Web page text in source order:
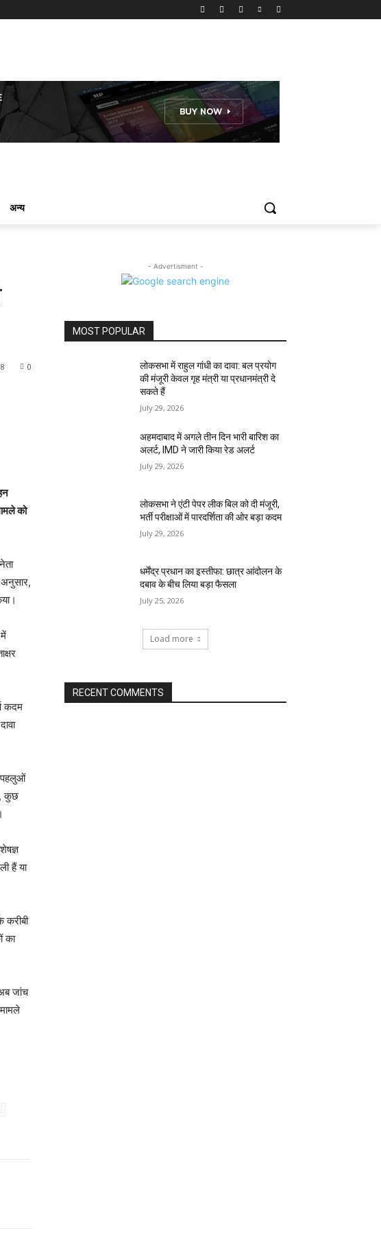
अन्य
0
8
को
कदम
पहलुओं
कुछ
हैं या
करीबी
का
जांच
- Advertisment -
MOST POPULAR
लोकसभा में राहुल गांधी का दावा: बल प्रयोग
की मंजूरी केवल गृह मंत्री या प्रधानमंत्री दे
सकते हैं
July 29, 2026
अहमदाबाद में अगले तीन दिन भारी बारिश का
अलर्ट, IMD ने जारी किया रेड अलर्ट
July 29, 2026
लोकसभा ने एंटी पेपर लीक बिल को दी मंजूरी,
भर्ती परीक्षाओं में पारदर्शिता की ओर बड़ा कदम
July 29, 2026
धर्मेंद्र प्रधान का इस्तीफा: छात्र आंदोलन के
दबाव के बीच लिया बड़ा फैसला
July 25, 2026
Load more
RECENT COMMENTS